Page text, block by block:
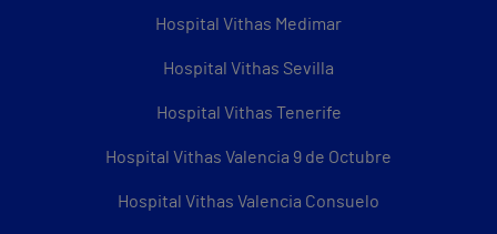
Hospital Vithas Medimar
Hospital Vithas Sevilla
Hospital Vithas Tenerife
Hospital Vithas Valencia 9 de Octubre
Hospital Vithas Valencia Consuelo